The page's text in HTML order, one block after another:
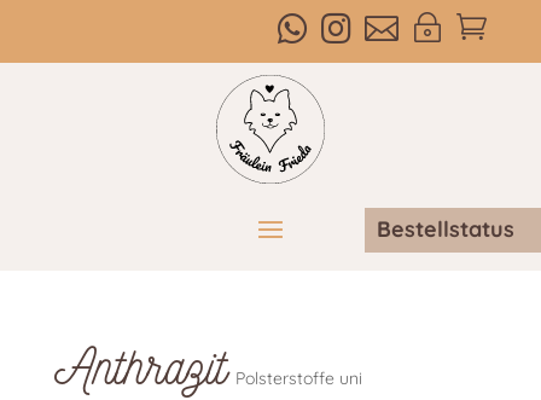

~



Bestellstatus
Anthrazit Polsterstoffe uni